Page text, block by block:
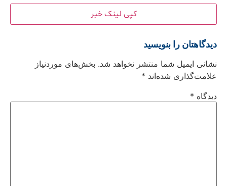
کپی لینک خبر
دیدگاهتان را بنویسید
نشانی ایمیل شما منتشر نخواهد شد. بخش‌های موردنیاز
علامت‌گذاری شده‌اند *
دیدگاه *